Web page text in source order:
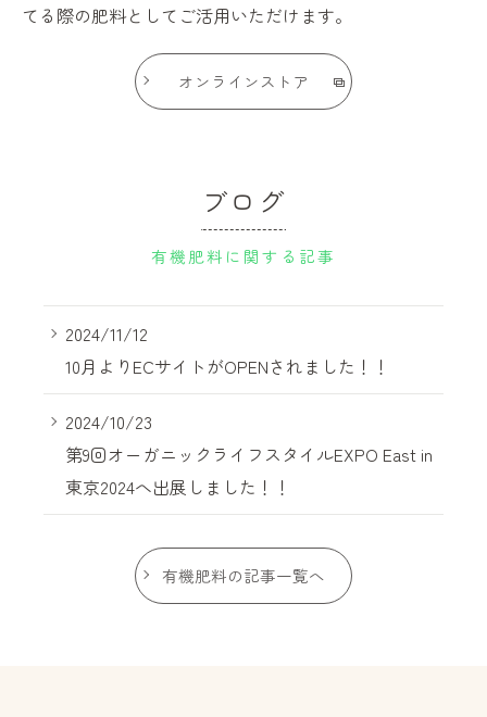
てる際の肥料としてご活用いただけます。
オンラインストア
ブログ
有機肥料に関する記事
2024/11/12
10月よりECサイトがOPENされました！！
2024/10/23
第9回オーガニックライフスタイルEXPO East in
東京2024へ出展しました！！
有機肥料の記事一覧へ